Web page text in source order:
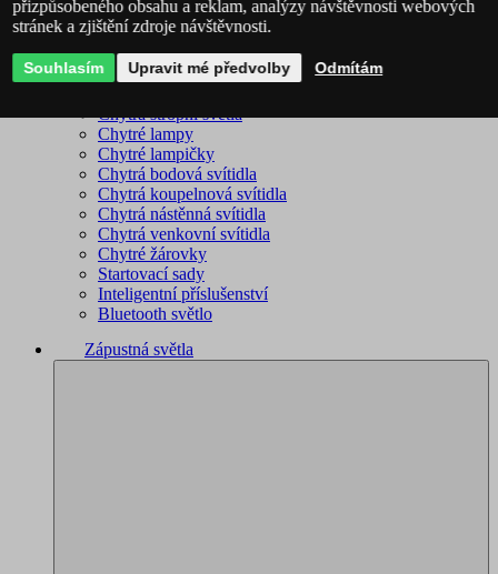
Philips Hue – kompletní sortiment
Immax NEO - kompletní sortiment
WiZ – kompletní sortiment
Chytrá stropní světla
Chytré lampy
Chytré lampičky
Chytrá bodová svítidla
Chytrá koupelnová svítidla
Chytrá nástěnná svítidla
Chytrá venkovní svítidla
Chytré žárovky
Startovací sady
Inteligentní příslušenství
Bluetooth světlo
Zápustná světla
přizpůsobeného obsahu a reklam, analýzy návštěvnosti webových
stránek a zjištění zdroje návštěvnosti.
Souhlasím Upravit mé předvolby Odmítám